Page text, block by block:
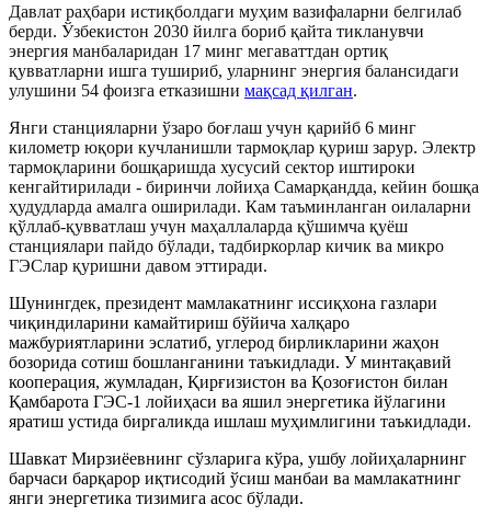
Давлат раҳбари истиқболдаги муҳим вазифаларни белгилаб
берди. Ўзбекистон 2030 йилга бориб қайта тикланувчи
энергия манбаларидан 17 минг мегаваттдан ортиқ
қувватларни ишга тушириб, уларнинг энергия балансидаги
улушини 54 фоизга етказишни мақсад қилган.
Янги станцияларни ўзаро боғлаш учун қарийб 6 минг
километр юқори кучланишли тармоқлар қуриш зарур. Электр
тармоқларини бошқаришда хусусий сектор иштироки
кенгайтирилади - биринчи лойиҳа Самарқандда, кейин бошқа
ҳудудларда амалга оширилади. Кам таъминланган оилаларни
қўллаб-қувватлаш учун маҳаллаларда қўшимча қуёш
станциялари пайдо бўлади, тадбиркорлар кичик ва микро
ГЭСлар қуришни давом эттиради.
Шунингдек, президент мамлакатнинг иссиқхона газлари
чиқиндиларини камайтириш бўйича халқаро
мажбуриятларини эслатиб, углерод бирликларини жаҳон
бозорида сотиш бошланганини таъкидлади. У минтақавий
кооперация, жумладан, Қирғизистон ва Қозоғистон билан
Қамбарота ГЭС-1 лойиҳаси ва яшил энергетика йўлагини
яратиш устида биргаликда ишлаш муҳимлигини таъкидлади.
Шавкат Мирзиёевнинг сўзларига кўра, ушбу лойиҳаларнинг
барчаси барқарор иқтисодий ўсиш манбаи ва мамлакатнинг
янги энергетика тизимига асос бўлади.